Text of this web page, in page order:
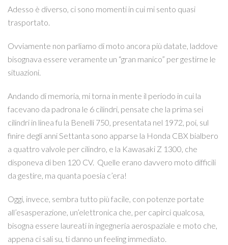
Adesso è diverso, ci sono momenti in cui mi sento quasi
trasportato.
Ovviamente non parliamo di moto ancora più datate, laddove
bisognava essere veramente un “gran manico” per gestirne le
situazioni.
Andando di memoria, mi torna in mente il periodo in cui la
facevano da padrona le 6 cilindri, pensate che la prima sei
cilindri in linea fu la Benelli 750, presentata nel 1972, poi, sul
finire degli anni Settanta sono apparse la Honda CBX bialbero
a quattro valvole per cilindro, e la Kawasaki Z 1300, che
disponeva di ben 120 CV. Quelle erano davvero moto difficili
da gestire, ma quanta poesia c’era!
Oggi, invece, sembra tutto più facile, con potenze portate
all’esasperazione, un’elettronica che, per capirci qualcosa,
bisogna essere laureati in ingegneria aerospaziale e moto che,
appena ci sali su, ti danno un feeling immediato.